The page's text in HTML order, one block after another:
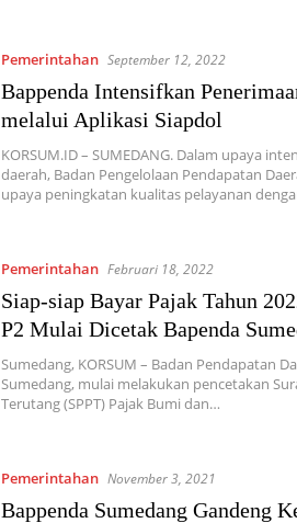
Pemerintahan September 12, 2022
Bappenda Intensifkan
melalui Aplikasi Siapdol
KORSUM.ID – SUMEDANG. Dalam upaya
daerah, Badan Pengelolaan Pendapatan
upaya peningkatan kualitas pelayanan
Pemerintahan Februari 18, 2022
Siap-siap Bayar Pajak Tahun
P2 Mulai Dicetak Bapenda
Sumedang, KORSUM – Badan Pendapatan
Sumedang, mulai melakukan pencetakan
Terutang (SPPT) Pajak Bumi dan…
Pemerintahan November 3, 2021
Bappenda Sumedang Gandeng